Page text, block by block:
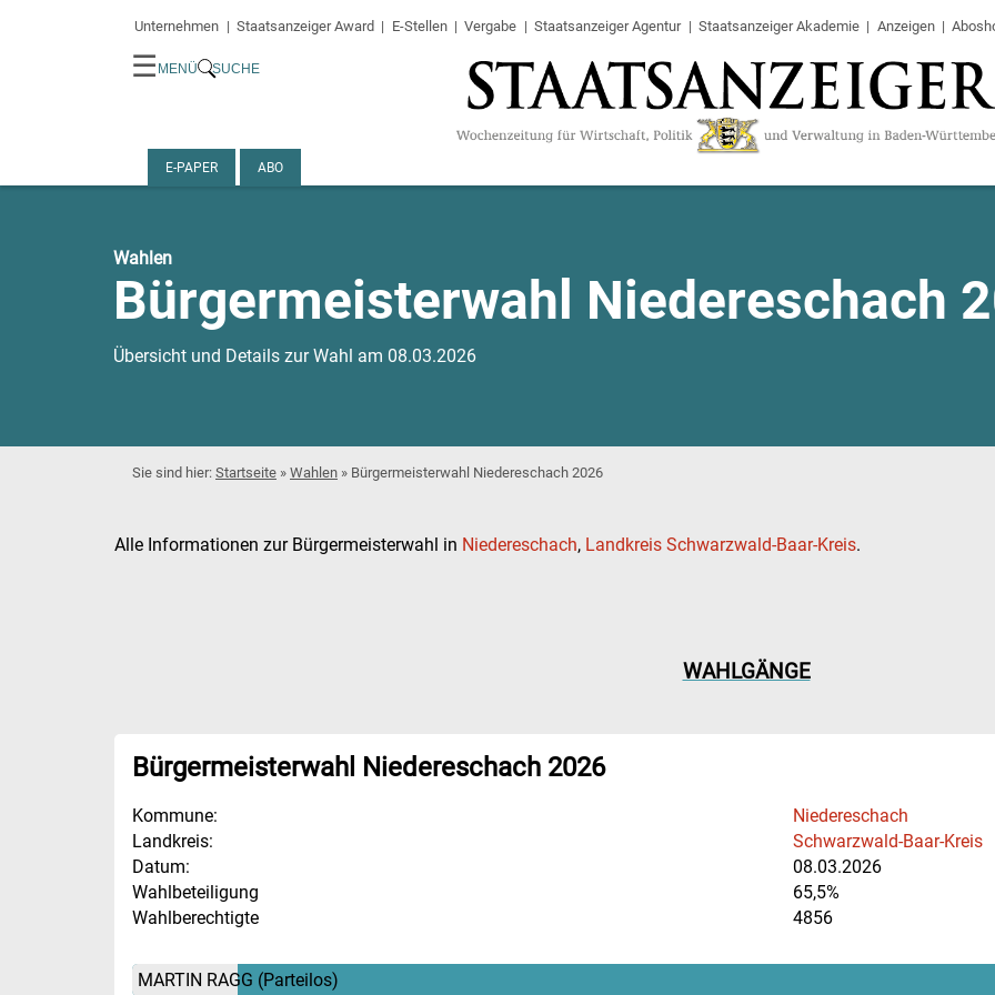
Unternehmen Staatsanzeiger Award E-Stellen Vergabe Staatsanzeiger Agentur Staatsanzeiger Akademie Anzeigen
☰ MENÜ SUCHE
E-PAPER ABO
Wahlen
Bürgermeisterwahl Niedereschach
Übersicht und Details zur Wahl am 08.03.2026
Startseite » Wahlen » Bürgermeisterwahl Niedereschach 2026
Alle Informationen zur Bürgermeisterwahl in Niedereschach, Landkreis Schwarzwald-Baar-Kreis.
WAHLGÄNGE
Bürgermeisterwahl Niedereschach 2026
Kommune:
Niedereschach
Landkreis:
Schwarzwald-Baar-Kreis
Datum:
08.03.2026
Wahlbeteiligung
65,5%
Wahlberechtigte
4856
MARTIN RAGG (Parteilos)